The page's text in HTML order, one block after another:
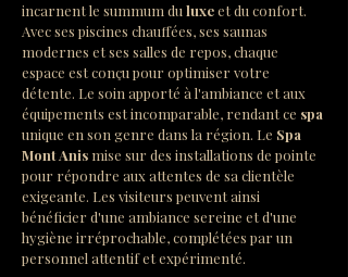
incarnent le summum du luxe et du confort.
Avec ses piscines chauffées, ses saunas
modernes et ses salles de repos, chaque
espace est conçu pour optimiser votre
détente. Le soin apporté à l'ambiance et aux
équipements est incomparable, rendant ce spa
unique en son genre dans la région. Le Spa
Mont Anis mise sur des installations de pointe
pour répondre aux attentes de sa clientèle
exigeante. Les visiteurs peuvent ainsi
bénéficier d'une ambiance sereine et d'une
hygiène irréprochable, complétées par un
personnel attentif et expérimenté.